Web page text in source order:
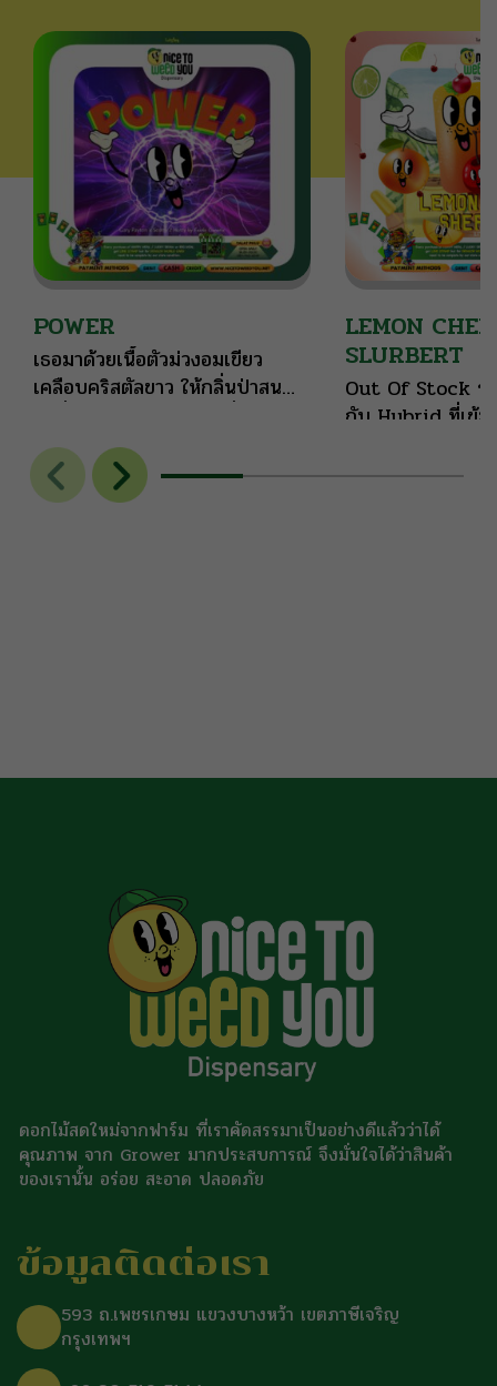
POWER
เธอมาด้วยเนื้อตัวม่วงอมเขียว
เคลือบคริสตัลขาว ให้กลิ่นป่าสน
ทำงานของคุณให้ราบรื่นและทรง
ประสิทธิภาพ ด้วยพลังงานที่มา
พร้อมกับความคิดสร้างสรรค์ กับรา
LEMON
SLURBERT
Out Of Stock ร
กับ Hybrid ที่เข้
Lemon Cherry
Euphoric
ดอกไม้สดใหม่จากฟาร์ม ที่เราคัดสรรมาเป็นอย่างดีแล้วว่าได้
คุณภาพ จาก Grower มากประสบการณ์ จึงมั่นใจได้ว่าสินค้า
ของเรานั้น อร่อย สะอาด ปลอดภัย
ข้อมูลติดต่อเรา
593 ถ.เพชรเกษม แขวงบางหว้า เขตภาษีเจริญ
กรุงเทพฯ